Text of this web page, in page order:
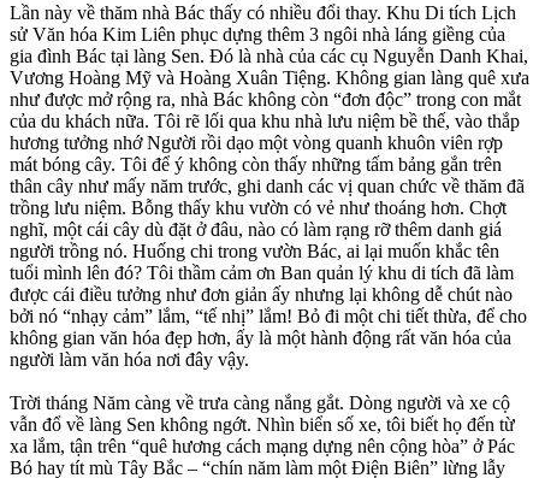
Lần này về thăm nhà Bác thấy có nhiều đổi thay. Khu Di tích Lịch
sử Văn hóa Kim Liên phục dựng thêm 3 ngôi nhà láng giềng của
gia đình Bác tại làng Sen. Đó là nhà của các cụ Nguyễn Danh Khai,
Vương Hoàng Mỹ và Hoàng Xuân Tiệng. Không gian làng quê xưa
như được mở rộng ra, nhà Bác không còn “đơn độc” trong con mắt
của du khách nữa. Tôi rẽ lối qua khu nhà lưu niệm bề thế, vào thắp
hương tưởng nhớ Người rồi dạo một vòng quanh khuôn viên rợp
mát bóng cây. Tôi để ý không còn thấy những tấm bảng gắn trên
thân cây như mấy năm trước, ghi danh các vị quan chức về thăm đã
trồng lưu niệm. Bỗng thấy khu vườn có vẻ như thoáng hơn. Chợt
nghĩ, một cái cây dù đặt ở đâu, nào có làm rạng rỡ thêm danh giá
người trồng nó. Huống chi trong vườn Bác, ai lại muốn khắc tên
tuổi mình lên đó? Tôi thầm cảm ơn Ban quản lý khu di tích đã làm
được cái điều tưởng như đơn giản ấy nhưng lại không dễ chút nào
bởi nó “nhạy cảm” lắm, “tế nhị” lắm! Bỏ đi một chi tiết thừa, để cho
không gian văn hóa đẹp hơn, ấy là một hành động rất văn hóa của
người làm văn hóa nơi đây vậy.
Trời tháng Năm càng về trưa càng nắng gắt. Dòng người và xe cộ
vẫn đổ về làng Sen không ngớt. Nhìn biển số xe, tôi biết họ đến từ
xa lắm, tận trên “quê hương cách mạng dựng nên cộng hòa” ở Pác
Bó hay tít mù Tây Bắc – “chín năm làm một Điện Biên” lừng lẫy